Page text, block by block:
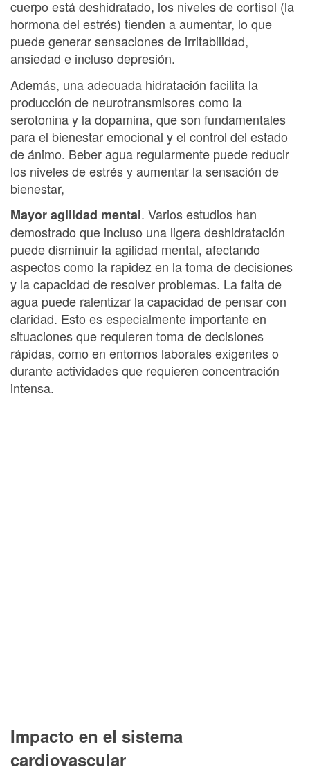
cuerpo está deshidratado, los niveles de cortisol (la
hormona del estrés) tienden a aumentar, lo que
puede generar sensaciones de irritabilidad,
ansiedad e incluso depresión.
Además, una adecuada hidratación facilita la
producción de neurotransmisores como la
serotonina y la dopamina, que son fundamentales
para el bienestar emocional y el control del estado
de ánimo. Beber agua regularmente puede reducir
los niveles de estrés y aumentar la sensación de
bienestar,
Mayor agilidad mental. Varios estudios han
demostrado que incluso una ligera deshidratación
puede disminuir la agilidad mental, afectando
aspectos como la rapidez en la toma de decisiones
y la capacidad de resolver problemas. La falta de
agua puede ralentizar la capacidad de pensar con
claridad. Esto es especialmente importante en
situaciones que requieren toma de decisiones
rápidas, como en entornos laborales exigentes o
durante actividades que requieren concentración
intensa.
Impacto en el sistema
cardiovascular